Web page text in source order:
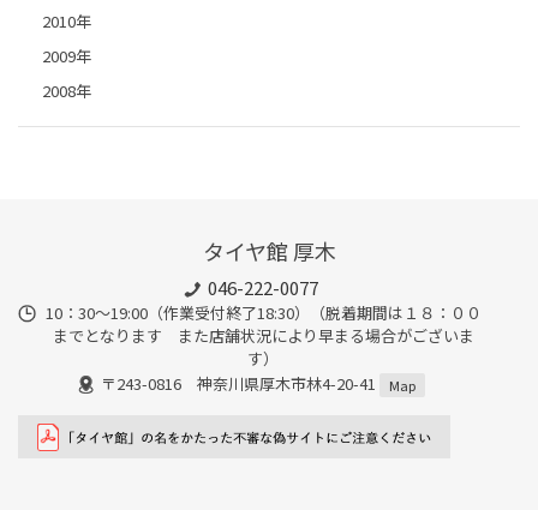
2010年
2009年
2008年
タイヤ館 厚木
046-222-0077
10：30～19:00（作業受付終了18:30）（脱着期間は１８：００
までとなります また店舗状況により早まる場合がございま
す）
〒243-0816 神奈川県厚木市林4-20-41
Map